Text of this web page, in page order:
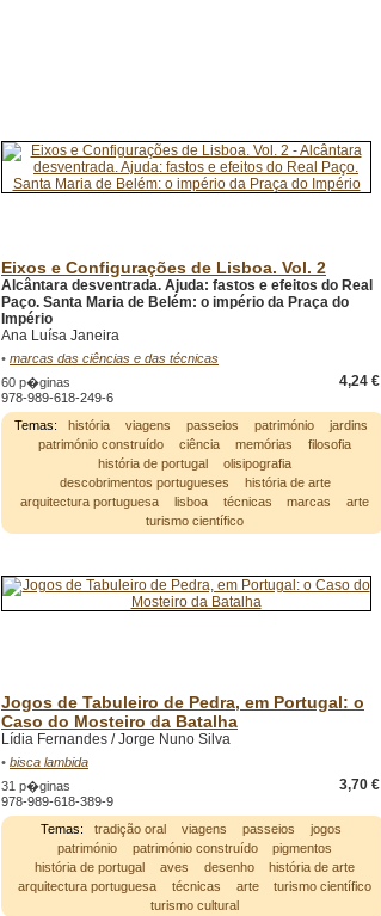
Eixos e Configurações de Lisboa. Vol. 2
Alcântara desventrada. Ajuda: fastos e efeitos do Real
Paço. Santa Maria de Belém: o império da Praça do
Império
Ana Luísa Janeira
• marcas das ciências e das técnicas
4,24 €
60 p�ginas
978-989-618-249-6
Temas:
história viagens passeios património
jardins
património construído
ciência memórias
filosofia
história de portugal
olisipografia
descobrimentos portugueses
história de arte
arquitectura portuguesa
lisboa técnicas marcas
arte
turismo científico
Jogos de Tabuleiro de Pedra, em Portugal: o
Caso do Mosteiro da Batalha
Lídia Fernandes / Jorge Nuno Silva
• bisca lambida
3,70 €
31 p�ginas
978-989-618-389-9
Temas:
tradição oral viagens passeios
jogos
património
património construído
pigmentos
história de portugal
aves desenho
história de arte
arquitectura portuguesa
técnicas arte
turismo científico
turismo cultural